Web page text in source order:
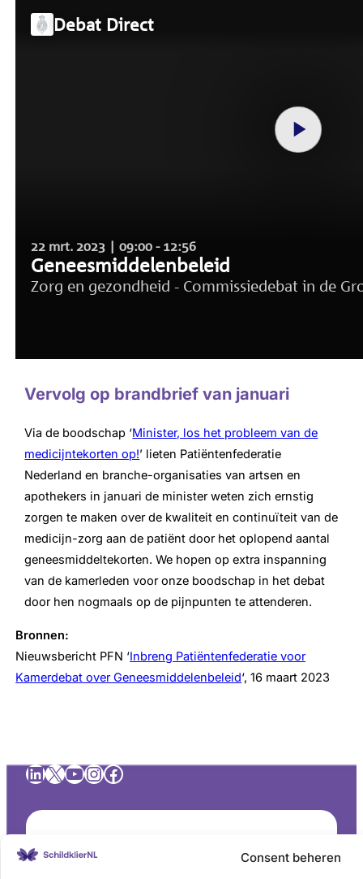
Consent beheren
Vervolg op brandbrief van januari
Via de boodschap ‘Minister, los het probleem van de
medicijntekorten op!’ lieten Patiëntenfederatie
Nederland en branche-organisaties van artsen en
apothekers in januari de minister weten zich ernstig
zorgen te maken over de kwaliteit en continuïteit van de
medicijn-zorg aan de patiënt door het oplopend aantal
geneesmiddeltekorten. We hopen op extra inspanning
van de kamerleden voor onze boodschap in het debat
door hen nogmaals op de pijnpunten te attenderen.
Bronnen:
Nieuwsbericht PFN ‘Inbreng Patiëntenfederatie voor
Kamerdebat over Geneesmiddelenbeleid‘, 16 maart 2023
LinkedIn
X YouTube
Instagram
Facebook
Contact